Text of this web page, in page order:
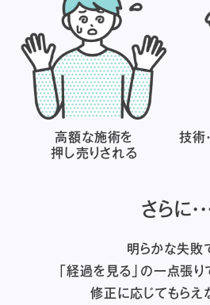
高額な施術を
押し売りされる
技術
さらに・・
明らかな失敗
「経過を見る」の一点張
修正に応じてもらえ